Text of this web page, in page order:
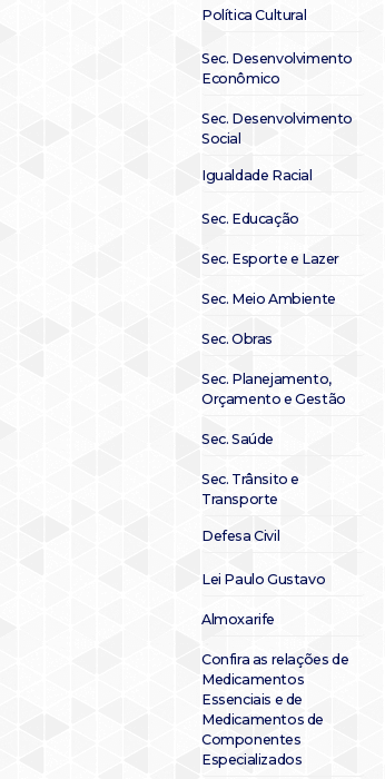
Política Cultural
Sec. Desenvolvimento
Econômico
Sec. Desenvolvimento
Social
Igualdade Racial
Sec. Educação
Sec. Esporte e Lazer
Sec. Meio Ambiente
Sec. Obras
Sec. Planejamento,
Orçamento e Gestão
Sec. Saúde
Sec. Trânsito e
Transporte
Defesa Civil
Lei Paulo Gustavo
Almoxarife
Confira as relações de
Medicamentos
Essenciais e de
Medicamentos de
Componentes
Especializados